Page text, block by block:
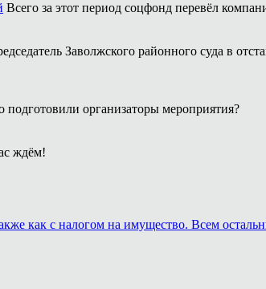
Всего за этот период соцфонд перевёл
Заволжского районного суда в
подготовили организаторы мероприятия?
ждём!
как с налогом на имущество. Всем